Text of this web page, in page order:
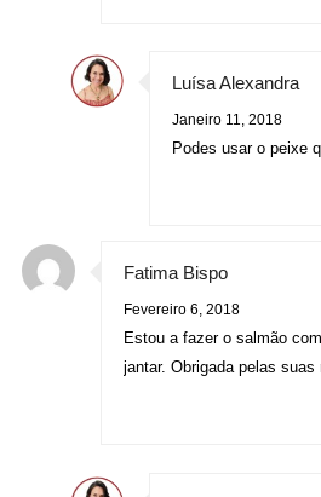
Luísa Alexandra
Janeiro 11, 2018
Podes usar o peixe
Fatima Bispo
Fevereiro 6, 2018
Estou a fazer o salmão
jantar. Obrigada pelas suas